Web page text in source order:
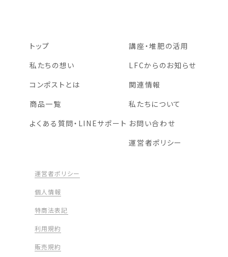
トップ
私たちの想い
コンポストとは
商品一覧
よくある質問・LINEサポート
講座・堆肥の活用
LFCからのお知らせ
関連情報
私たちについて
お問い合わせ
運営者ポリシー
運営者ポリシー
個人情報
特商法表記
利用規約
販売規約